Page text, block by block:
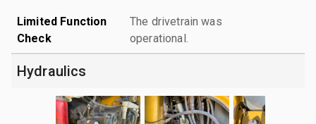
Limited Function
Check
The drivetrain was
operational.
Hydraulics